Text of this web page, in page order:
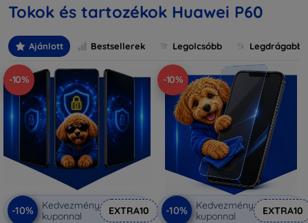
Tokok és tartozékok Huawei P60
Ajánlott Bestsellerek Legolcsóbb Legdrágabb
-10%
-10%
Kedvezmény
kuponnal
EXTRA10
-10%
-10%
Kedvezmény
kuponnal
EXTRA10